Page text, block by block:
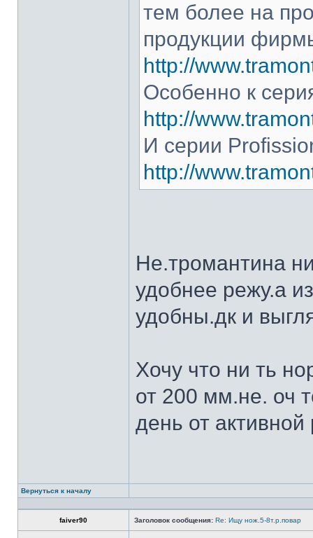
тем более на
продукции
http://
Особенно к
http://
И серии
http://
Не.тромантина
удобнее режу.а
удобны.дк и
Хочу что ни ть
от 200 мм.не. оч
день от
Вернуться к началу
faiver90 Заголовок сообщения: Re: Ищу нож.5-8т.р.повар